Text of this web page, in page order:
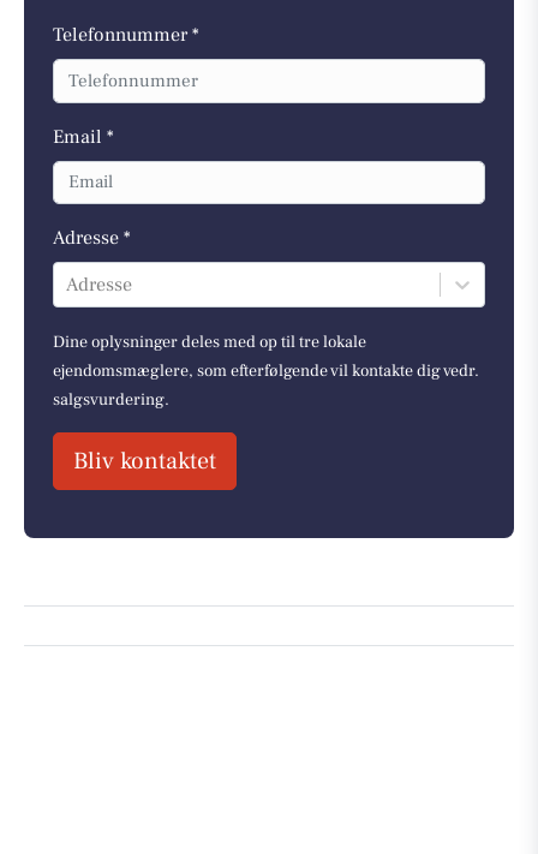
Telefonnummer *
Email *
Adresse *
Adresse
Dine oplysninger deles med op til tre lokale
ejendomsmæglere, som efterfølgende vil kontakte dig vedr.
salgsvurdering.
Bliv kontaktet